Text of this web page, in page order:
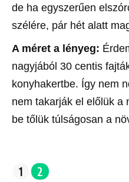
de ha egyszerűen
szélére, pár hét alatt
A méret a lényeg:
nagyjából 30 centis
konyhakertbe. Így nem
nem takarják el előlük a
be tőlük túlságosan a
1 2